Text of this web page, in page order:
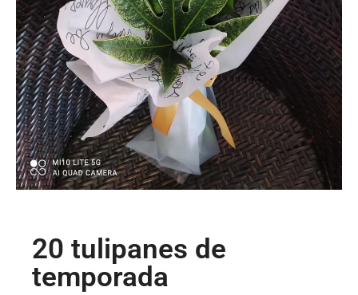
20 tulipanes de
temporada